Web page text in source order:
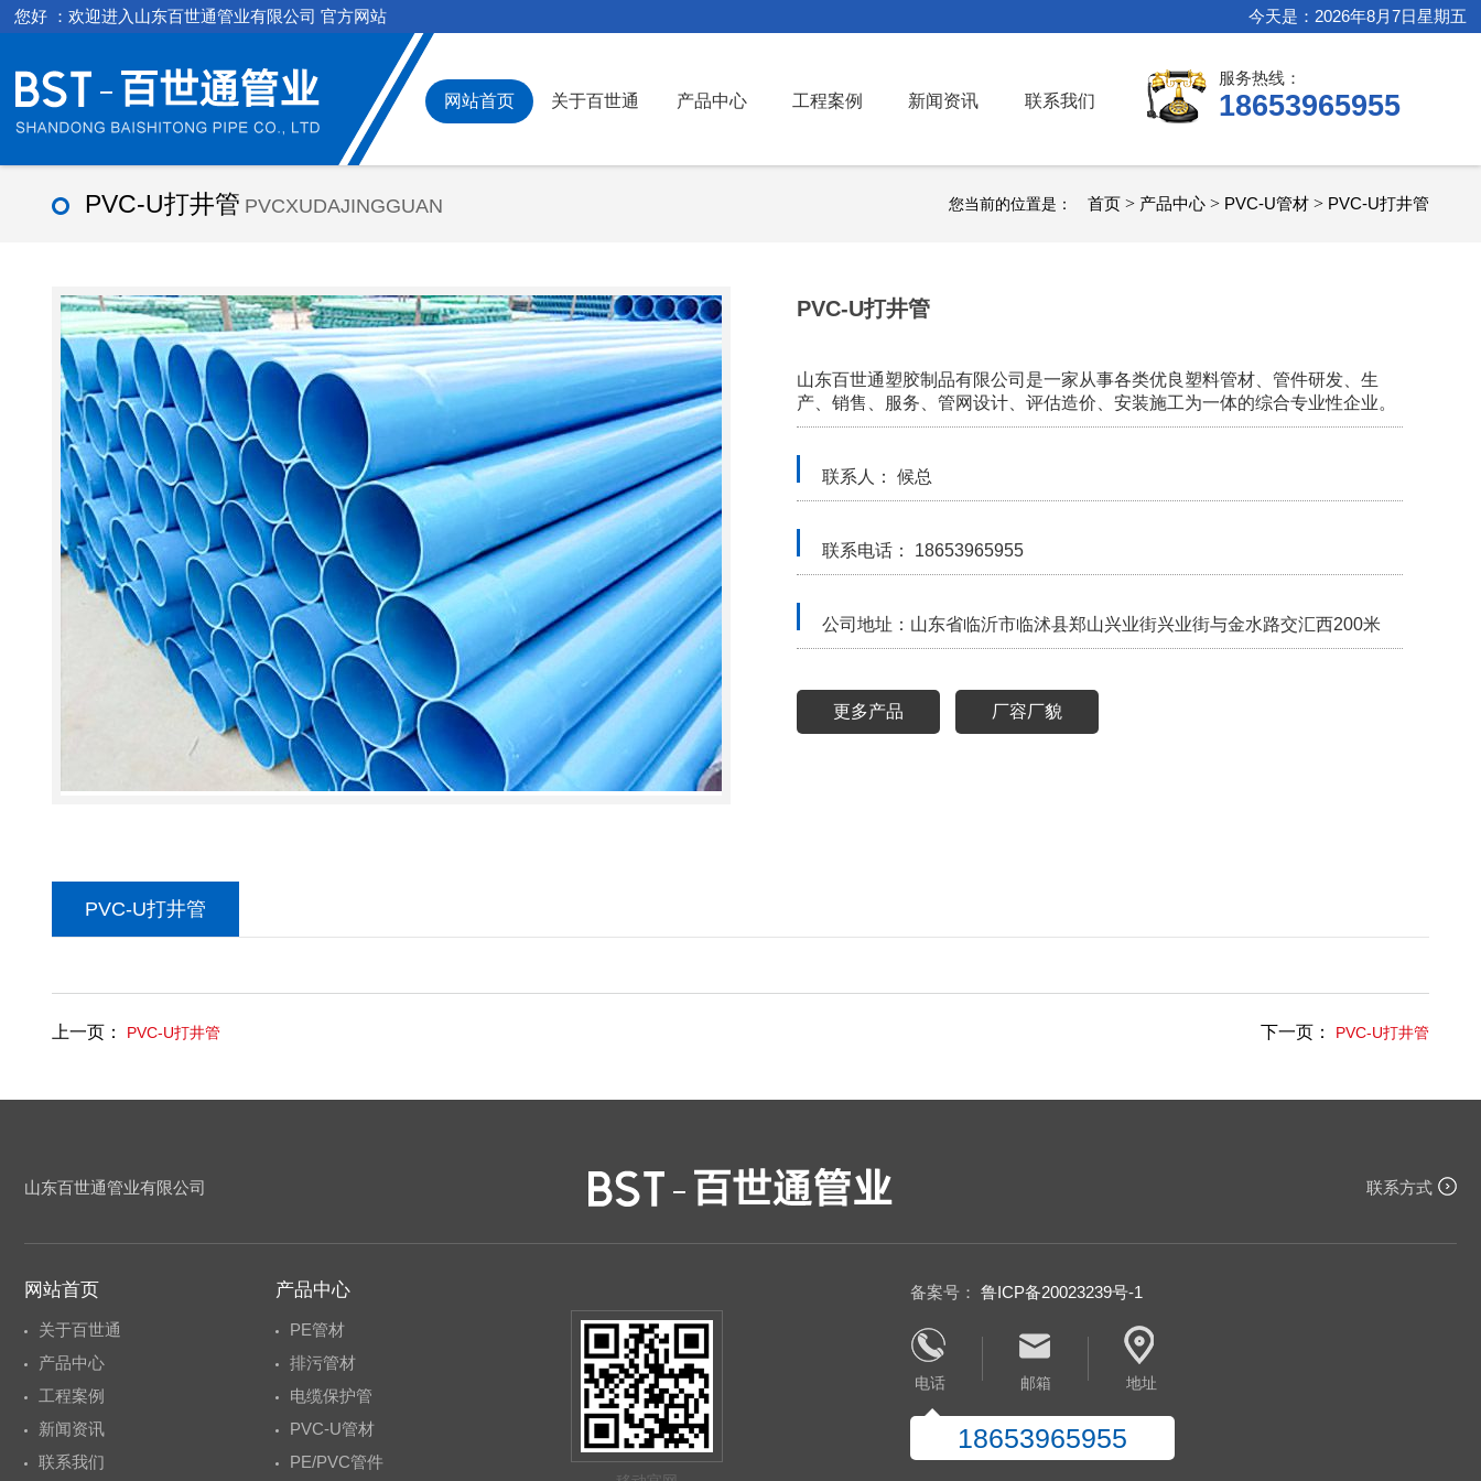
您好 ：欢迎进入山东百世通管业有限公司 官方网站 今天是：2026年8月7日星期五
网站首页 关于百世通 产品中心 工程案例 新闻资讯 联系我们
服务热线：
18653965955
PVC-U打井管 PVCXUDAJINGGUAN 您当前的位置是： 首页 > 产品中心 > PVC-U管材 > PVC-U打井管
PVC-U打井管
山东百世通塑胶制品有限公司是一家从事各类优良塑料管材、管件研发、生
产、销售、服务、管网设计、评估造价、安装施工为一体的综合专业性企业。
联系人： 候总
联系电话： 18653965955
公司地址：山东省临沂市临沭县郑山兴业街兴业街与金水路交汇西200米
更多产品 厂容厂貌
PVC-U打井管
上一页： PVC-U打井管 下一页： PVC-U打井管
山东百世通管业有限公司 联系方式
网站首页
关于百世通
产品中心
工程案例
新闻资讯
联系我们
产品中心
PE管材
排污管材
电缆保护管
PVC-U管材
PE/PVC管件
备案号： 鲁ICP备20023239号-1
电话 邮箱 地址
18653965955